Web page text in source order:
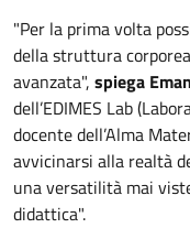
"Per la prima volta
della struttura
avanzata", spiega
dell’EDIMES Lab
docente dell’Alma
avvicinarsi alla realtà
una versatilità mai
didattica".